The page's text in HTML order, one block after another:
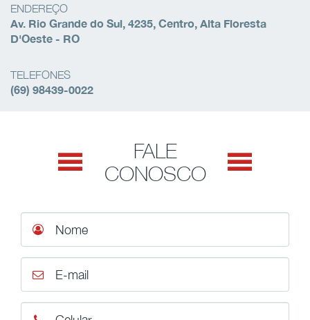
ENDEREÇO
Av. Rio Grande do Sul, 4235, Centro, Alta Floresta
D'Oeste - RO
TELEFONES
(69) 98439-0022
FALE
CONOSCO
Nome
E-mail